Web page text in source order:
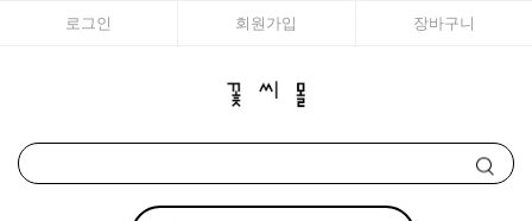
로그인 회원가입 장바구니